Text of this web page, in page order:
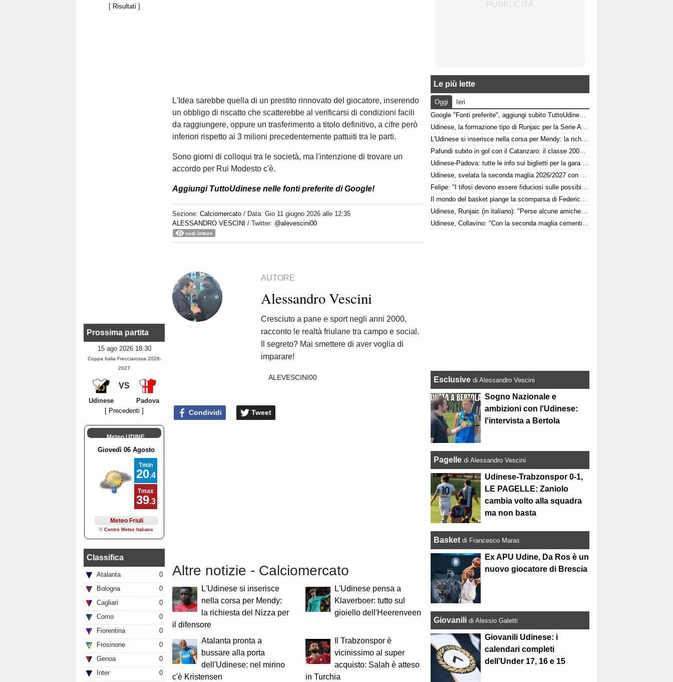
[ Risultati ]
Prossima partita
15 ago 2026 18:30
Coppa Italia Frecciarossa 2026-
2027
VS
Udinese
Padova
[ Precedenti ]
Meteo UDINE
Classifica
Atalanta
0
Bologna
0
Cagliari
0
Como
0
Fiorentina
0
Frosinone
0
Genoa
0
Inter
0
L'Idea sarebbe quella di un prestito rinnovato del giocatore, inserendo
un obbligo di riscatto che scatterebbe al verificarsi di condizioni facili
da raggiungere, oppure un trasferimento a titolo definitivo, a cifre però
inferiori rispetto ai 3 milioni precedentemente pattuiti tra le parti.
Sono giorni di colloqui tra le società, ma l'intenzione di trovare un
accordo per Rui Modesto c'è.
Aggiungi TuttoUdinese nelle fonti preferite di Google!
Sezione:Calciomercato / Data:Gio 11 giugno 2026 alle 12:35
ALESSANDRO VESCINI
/ Twitter: @alevescini00
vedi letture
AUTORE
Alessandro Vescini
Cresciuto a pane e sport negli anni 2000,
racconto le realtà friulane tra campo e social.
Il segreto? Mai smettere di aver voglia di
imparare!
ALEVESCINI00
Condividi Tweet
Altre notizie - Calciomercato
L'Udinese si inserisce
nella corsa per Mendy:
la richiesta del Nizza per
il difensore
L'Udinese pensa a
Klaverboer: tutto sul
gioiello dell'Heerenveen
Atalanta pronta a
bussare alla porta
dell'Udinese: nel mirino
c'è Kristensen
Il Trabzonspor è
vicinissimo al super
acquisto: Salah è atteso
in Turchia
Le più lette
Oggi
Ieri
Google "Fonti preferite", aggiungi subito TuttoUdinese e personalizza le tue notizie
Udinese, la formazione tipo di Runjaic per la Serie A 2026/2027
L'Udinese si inserisce nella corsa per Mendy: la richiesta del Nizza per il difensore
Pafundi subito in gol con il Catanzaro: il classe 2006 segna nell'amichevole contro il Giugliano
Udinese-Padova: tutte le info sui biglietti per la gara di Coppa Italia
Udinese, svelata la seconda maglia 2026/2027 con dettagli Anni '90. FOTO
Felipe: "I tifosi devono essere fiduciosi sulle possibilità dell'Udinese, Runjaic ha la squadra in mano"
Il mondo del basket piange la scomparsa di Federico Franceschin: il cordoglio della Pallacanestro Trieste
Udinese, Runjaic (in italiano): "Perse alcune amichevoli, ma ora arrivano le gare che conta vincere"
Udinese, Collavino: "Con la seconda maglia cementifichiamo il legame con il territorio"
Esclusive di Alessandro Vescini
Sogno Nazionale e
ambizioni con l'Udinese:
l'intervista a Bertola
Pagelle di Alessandro Vescini
Udinese-Trabzonspor 0-1,
LE PAGELLE: Zaniolo
cambia volto alla squadra
ma non basta
Basket di Francesco Maras
Ex APU Udine, Da Ros è un
nuovo giocatore di Brescia
Giovanili di Alessio Galetti
Giovanili Udinese: i
calendari completi
dell’Under 17, 16 e 15